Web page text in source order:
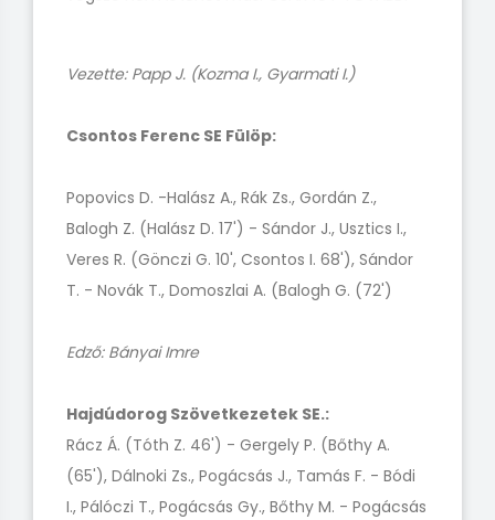
Vezette: Papp J. (Kozma I., Gyarmati I.)
Csontos Ferenc SE Fülöp:
Popovics D. -Halász A., Rák Zs., Gordán Z.,
Balogh Z. (Halász D. 17') - Sándor J., Usztics I.,
Veres R. (Gönczi G. 10', Csontos I. 68'), Sándor
T. - Novák T., Domoszlai A. (Balogh G. (72')
Edző: Bányai Imre
Hajdúdorog Szövetkezetek SE.:
Rácz Á. (Tóth Z. 46') - Gergely P. (Bőthy A.
(65'), Dálnoki Zs., Pogácsás J., Tamás F. - Bódi
I., Pálóczi T., Pogácsás Gy., Bőthy M. - Pogácsás